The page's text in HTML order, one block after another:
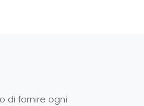
di fornire ogni